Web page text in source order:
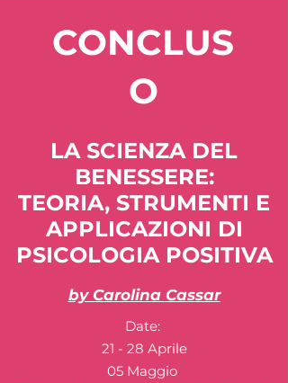
CONCLUS
O
LA SCIENZA DEL
BENESSERE:
TEORIA, STRUMENTI E
APPLICAZIONI DI
PSICOLOGIA POSITIVA
by Carolina Cassar
Date:
21 - 28 Aprile
05 Maggio